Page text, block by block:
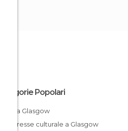
Categorie Popolari
Musei a Glasgow
Di interesse culturale a Glasgow